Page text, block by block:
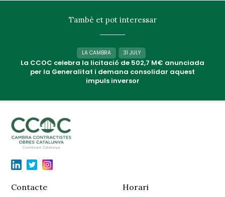
També et pot interessar
LA CAMBRA 31 JULY
La CCOC celebra la licitació de 502,7 M€ anunciada
per la Generalitat i demana consolidar aquest
impuls inversor
Contacte Horari